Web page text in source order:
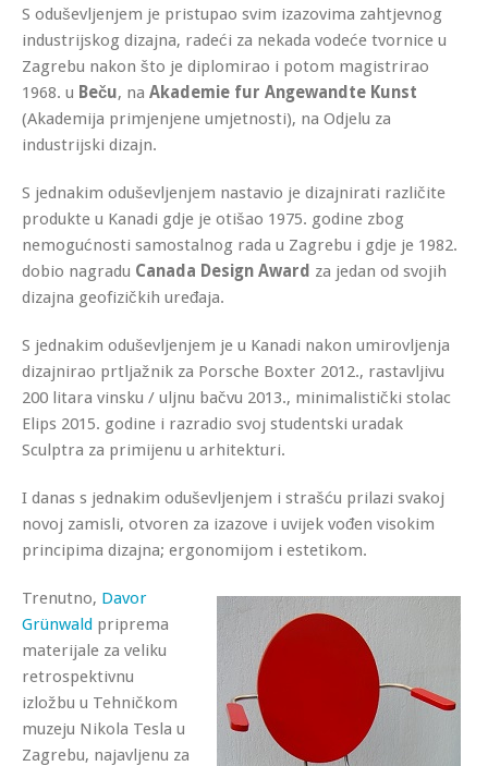
S oduševljenjem je pristupao svim izazovima zahtjevnog
industrijskog dizajna, radeći za nekada vodeće tvornice u
Zagrebu nakon što je diplomirao i potom magistrirao
1968. u Beču, na Akademie fur Angewandte Kunst
(Akademija primjenjene umjetnosti), na Odjelu za
industrijski dizajn.
S jednakim oduševljenjem nastavio je dizajnirati različite
produkte u Kanadi gdje je otišao 1975. godine zbog
nemogućnosti samostalnog rada u Zagrebu i gdje je 1982.
dobio nagradu Canada Design Award za jedan od svojih
dizajna geofizičkih uređaja.
S jednakim oduševljenjem je u Kanadi nakon umirovljenja
dizajnirao prtljažnik za Porsche Boxter 2012., rastavljivu
200 litara vinsku / uljnu bačvu 2013., minimalistički stolac
Elips 2015. godine i razradio svoj studentski uradak
Sculptra za primijenu u arhitekturi.
I danas s jednakim oduševljenjem i strašću prilazi svakoj
novoj zamisli, otvoren za izazove i uvijek vođen visokim
principima dizajna; ergonomijom i estetikom.
Trenutno, Davor
Grünwald priprema
materijale za veliku
retrospektivnu
izložbu u Tehničkom
muzeju Nikola Tesla u
Zagrebu, najavljenu za